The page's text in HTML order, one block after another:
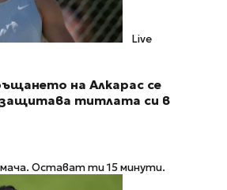
Live
на Алкарас се
титлата си в
мача. Остават ти 15 минути.